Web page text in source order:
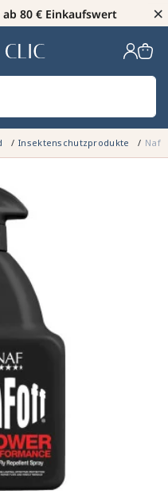
80 € Einkaufswert ×
Insektenschutzprodukte Naf